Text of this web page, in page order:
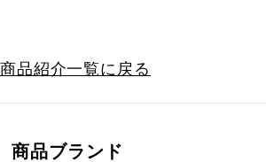
商品紹介一覧に戻る
商品ブランド